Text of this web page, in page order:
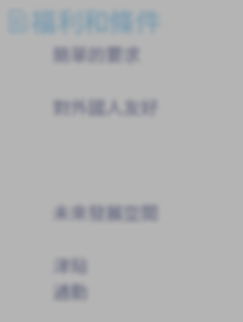
福利和條件
簡單的要求
對外國人友好
未來發展空間
津貼
通勤